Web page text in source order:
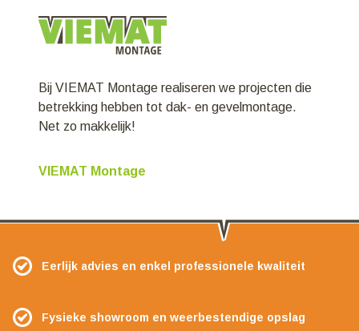
Bij VIEMAT Montage realiseren we projecten die
betrekking hebben tot dak- en gevelmontage.
Net zo makkelijk!
VIEMAT Montage
Eerlijk advies en enkel professionele kwaliteit
Fysieke showroom en weerbestendige opslag